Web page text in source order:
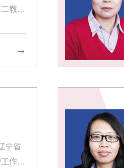
教研
译专
进个
个
学英
修
宁省
作经